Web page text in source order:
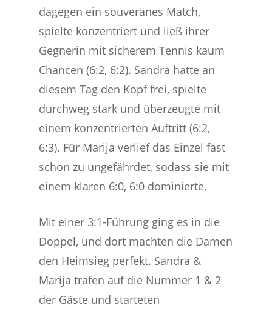
dagegen ein souveränes Match,
spielte konzentriert und ließ ihrer
Gegnerin mit sicherem Tennis kaum
Chancen (6:2, 6:2). Sandra hatte an
diesem Tag den Kopf frei, spielte
durchweg stark und überzeugte mit
einem konzentrierten Auftritt (6:2,
6:3). Für Marija verlief das Einzel fast
schon zu ungefährdet, sodass sie mit
einem klaren 6:0, 6:0 dominierte.
Mit einer 3:1-Führung ging es in die
Doppel, und dort machten die Damen
den Heimsieg perfekt. Sandra &
Marija trafen auf die Nummer 1 & 2
der Gäste und starteten